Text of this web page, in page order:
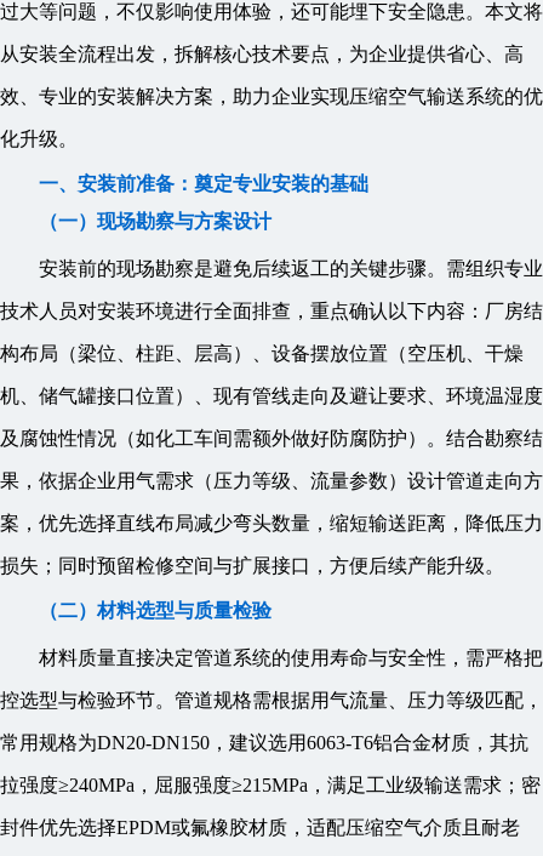
过大等问题，不仅影响使用体验，还可能埋下安全隐患。本文将
从安装全流程出发，拆解核心技术要点，为企业提供省心、高
效、专业的安装解决方案，助力企业实现压缩空气输送系统的优
化升级。
一、安装前准备：奠定专业安装的基础
（一）现场勘察与方案设计
安装前的现场勘察是避免后续返工的关键步骤。需组织专业
技术人员对安装环境进行全面排查，重点确认以下内容：厂房结
构布局（梁位、柱距、层高）、设备摆放位置（空压机、干燥
机、储气罐接口位置）、现有管线走向及避让要求、环境温湿度
及腐蚀性情况（如化工车间需额外做好防腐防护）。结合勘察结
果，依据企业用气需求（压力等级、流量参数）设计管道走向方
案，优先选择直线布局减少弯头数量，缩短输送距离，降低压力
损失；同时预留检修空间与扩展接口，方便后续产能升级。
（二）材料选型与质量检验
材料质量直接决定管道系统的使用寿命与安全性，需严格把
控选型与检验环节。管道规格需根据用气流量、压力等级匹配，
常用规格为DN20-DN150，建议选用6063-T6铝合金材质，其抗
拉强度≥240MPa，屈服强度≥215MPa，满足工业级输送需求；密
封件优先选择EPDM或氟橡胶材质，适配压缩空气介质且耐老